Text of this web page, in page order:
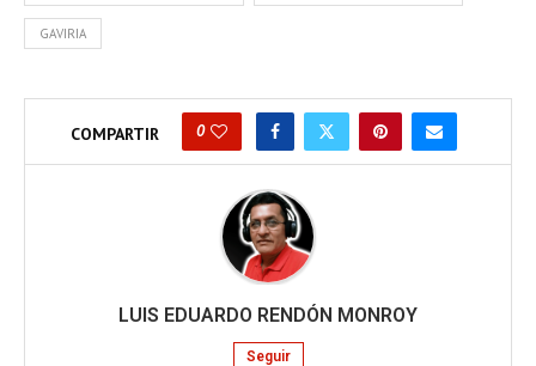
GAVIRIA
COMPARTIR 0
LUIS EDUARDO RENDÓN MONROY
Seguir